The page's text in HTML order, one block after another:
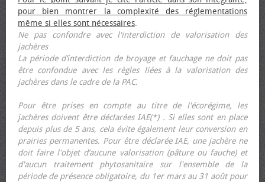
pour bien montrer la complexité des réglementations
même si elles sont nécessaires.
Ne pas confondre avec l'interdiction de valorisation des
jachères
La période d’interdiction de broyage et fauchage ne doit pas
être confondue avec les règles liées à la valorisation des
jachères dans le cadre de la PAC.
Pour être prises en compte au titre de l'écorégime, les
jachères doivent être déclarées IAE(*) . Si elles sont en place
depuis plus de 5 ans, cela évite également leur conversion en
prairies permanentes. Pour être déclarée IAE, une jachère ne
doit faire l'objet d’aucune valorisation (pâture ou fauche) et
d'aucun traitement phytosanitaire sur l'ensemble de la
période de présence obligatoire, du 1er mars au 31 août pour